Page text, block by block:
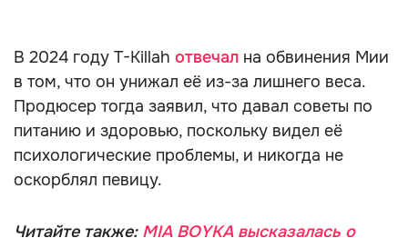
В 2024 году T-Killah отвечал на обвинения Мии
в том, что он унижал её из-за лишнего веса.
Продюсер тогда заявил, что давал советы по
питанию и здоровью, поскольку видел её
психологические проблемы, и никогда не
оскорблял певицу.
Читайте также: MIA BOYKA высказалась о